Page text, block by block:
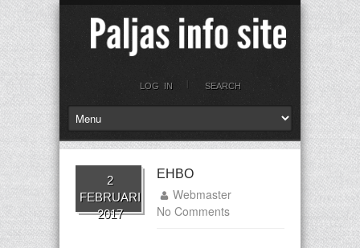
LOG IN SEARCH
2
FEBRUARI
2017
EHBO
Webmaster
No Comments